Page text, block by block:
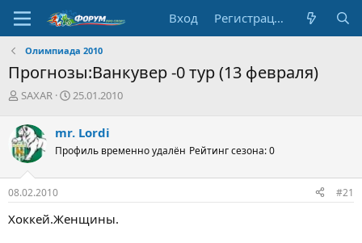
Вход Регистрация
Олимпиада 2010
Прогнозы:Ванкувер -0 тур (13 февраля)
А
т
о
р
т
е
м
SAXAR
Д
а
н
ч
а
25.01.2010
mr. Lordi
Профиль временно удалён Рейтинг сезона: 0
08.02.2010 #21
Хоккей.Женщины.